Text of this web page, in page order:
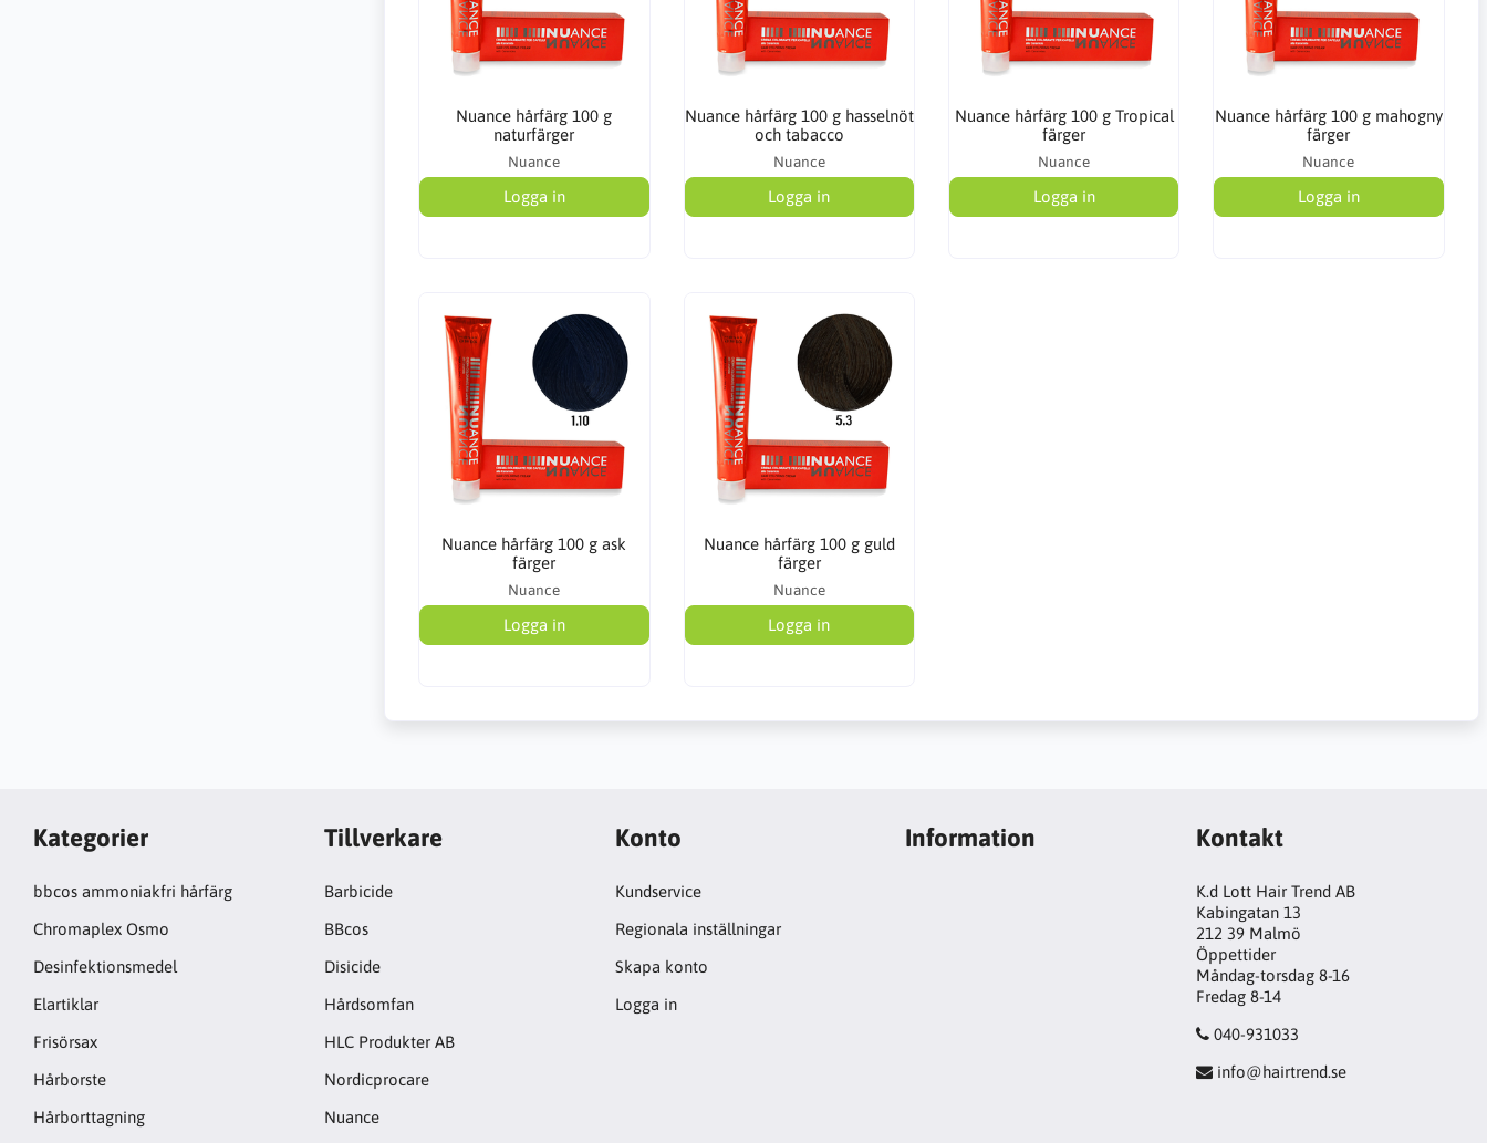
Nuance hårfärg 100 g
naturfärger
Nuance
Logga in
Nuance hårfärg 100 g hasselnöt
och tabacco
Nuance
Logga in
Nuance hårfärg 100 g Tropical
färger
Nuance
Logga in
Nuance hårfärg 100 g mahogny
färger
Nuance
Logga in
Nuance hårfärg 100 g ask
färger
Nuance
Logga in
Nuance hårfärg 100 g guld
färger
Nuance
Logga in
Kategorier
bbcos ammoniakfri hårfärg
Chromaplex Osmo
Desinfektionsmedel
Elartiklar
Frisörsax
Hårborste
Hårborttagning
Tillverkare
Barbicide
BBcos
Disicide
Hårdsomfan
HLC Produkter AB
Nordicprocare
Nuance
Konto
Kundservice
Regionala inställningar
Skapa konto
Logga in
Information Kontakt
K.d Lott Hair Trend AB
Kabingatan 13
212 39 Malmö
Öppettider
Måndag-torsdag 8-16
Fredag 8-14
040-931033
info@hairtrend.se